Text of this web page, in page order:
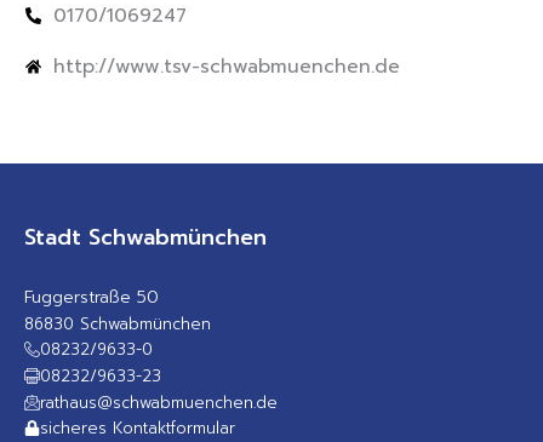
0170/1069247
http://www.tsv-schwabmuenchen.de
Stadt Schwabmünchen
Fuggerstraße 50
86830 Schwabmünchen
08232/9633-0
08232/9633-23
rathaus@schwabmuenchen.de
sicheres Kontaktformular